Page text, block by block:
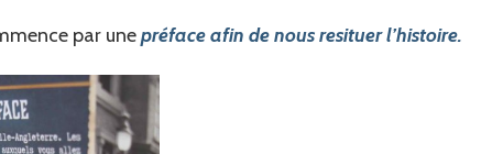
par unepréface afin de nous resituer l’histoire.